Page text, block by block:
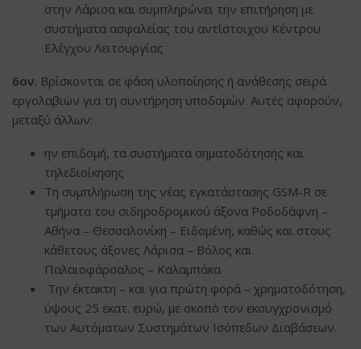
στην Λάρισα και συμπληρώνει την επιτήρηση με
συστήματα ασφαλείας του αντίστοιχου Κέντρου
Ελέγχου Λειτουργίας
6ον. Βρίσκονται σε φάση υλοποίησης ή ανάθεσης σειρά
εργολαβιών για τη συντήρηση υποδομών. Αυτές αφορούν,
μεταξύ άλλων:
ην επιδομή, τα συστήματα σηματοδότησης και
τηλεδιοίκησης
Τη συμπλήρωση της νέας εγκατάστασης GSM-R σε
τμήματα του σιδηροδρομικού άξονα Ροδοδάφνη –
Αθήνα – Θεσσαλονίκη – Ειδομένη, καθώς και στους
κάθετους άξονες Λάρισα – Βόλος και
Παλαιοφάρσαλος – Καλαμπάκα
Την έκτακτη – και για πρώτη φορά – χρηματοδότηση,
ύψους 25 εκατ. ευρώ, με σκοπό τον εκσυγχρονισμό
των Αυτόματων Συστημάτων Ισόπεδων Διαβάσεων.